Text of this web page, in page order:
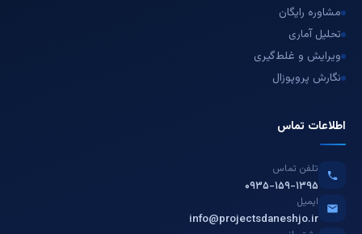
مشاوره رایگان
تحلیل آماری
ویرایش و غلط‌گیری
نگارش پروپوزال
اطلاعات تماس
تلفن تماس
۰۹۳۵-۱۵۹-۱۳۹۵
ایمیل
info@projectsdaneshjo.ir